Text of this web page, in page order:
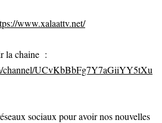
www.xalaattv.net/
la chaine :
channel/UCvKbBbFg7Y7aGiiYY5tXu
sociaux pour avoir nos nouvelles